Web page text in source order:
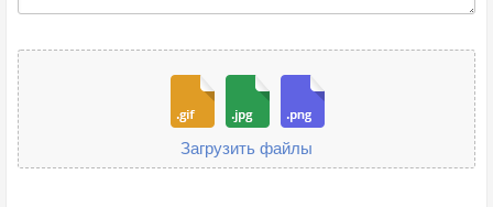
Загрузить файлы